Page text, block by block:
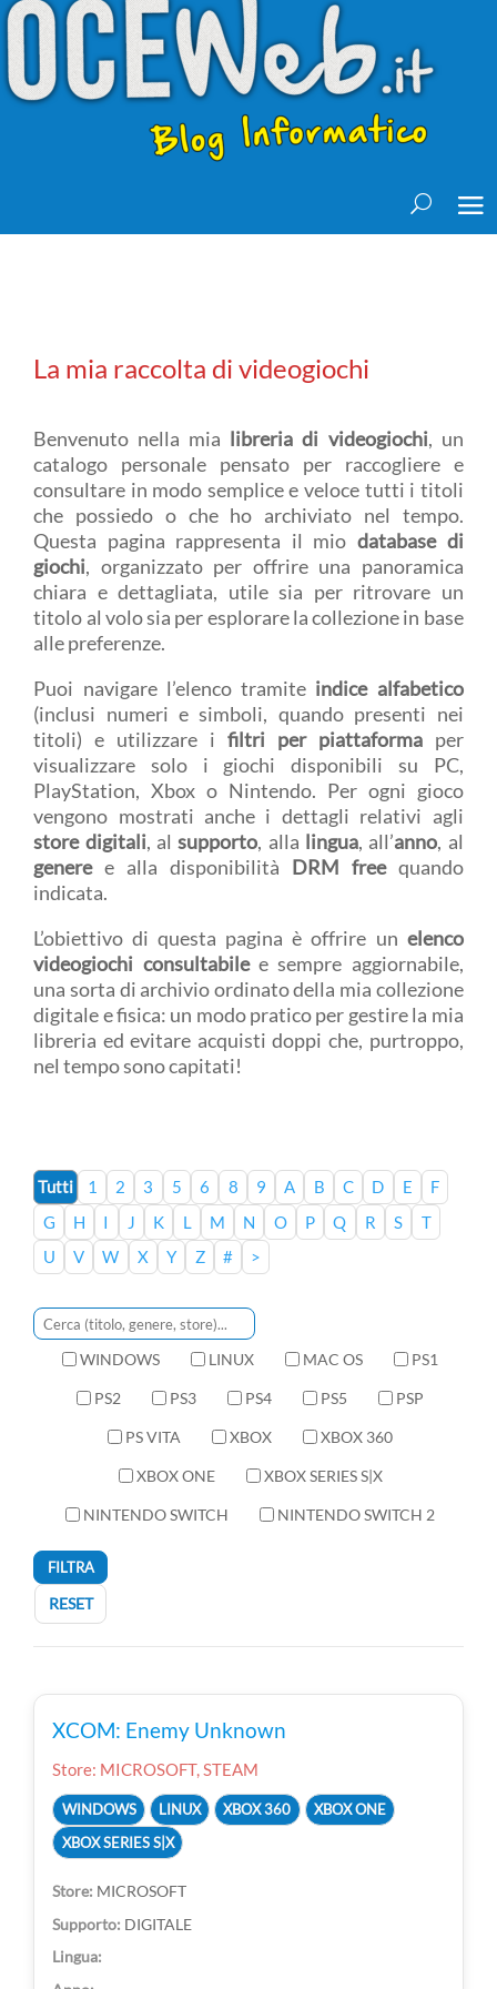
La mia raccolta di videogiochi
Benvenuto nella mia libreria di videogiochi, un
catalogo personale pensato per raccogliere e
consultare in modo semplice e veloce tutti i titoli
che possiedo o che ho archiviato nel tempo.
Questa pagina rappresenta il miodatabase di
giochi, organizzato per offrire una panoramica
chiara e dettagliata, utile sia per ritrovare un
titolo al volo sia per esplorare la collezione in base
alle preferenze.
Puoi navigare l’elenco tramite indice alfabetico
(inclusi numeri e simboli, quando presenti nei
titoli) e utilizzare i filtri per piattaformaper
visualizzare solo i giochi disponibili su PC,
PlayStation, Xbox o Nintendo. Per ogni gioco
vengono mostrati anche i dettagli relativi agli
store digitali, alsupporto, alla lingua, all’anno, al
generee alla disponibilità DRM freequando
indicata.
L’obiettivo di questa pagina è offrire un elenco
videogiochi consultabilee sempre aggiornabile,
una sorta di archivio ordinato della mia collezione
digitale e fisica: un modo pratico per gestire la mia
libreria ed evitare acquisti doppi che, purtroppo,
nel tempo sono capitati!
Tutti 1 2 3 5 6 8 9 A B C D E
F
G
H I J K L M N O P Q R S
T
U
V W X Y Z # >
WINDOWS LINUX MAC OS PS1
PS2 PS3 PS4 PS5 PSP
PS VITA XBOX XBOX 360
XBOX ONE XBOX SERIES S|X
NINTENDO SWITCH NINTENDO SWITCH 2
FILTRA
RESET
XCOM: Enemy Unknown
Store: MICROSOFT, STEAM
WINDOWS LINUX XBOX 360
XBOX ONE
XBOX SERIES S|X
MICROSOFT
DIGITALE